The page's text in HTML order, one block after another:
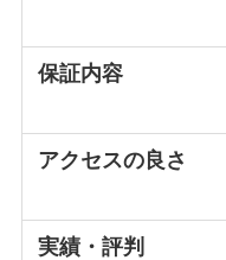
保証内容
アクセスの良さ
実績・評判